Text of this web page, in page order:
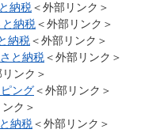
納税＜外部リンク＞
と納税＜外部リンク＞
納税＜外部リンク＞
と納税＜外部リンク＞
リンク＞
ング＜外部リンク＞
ク＞
納税＜外部リンク＞